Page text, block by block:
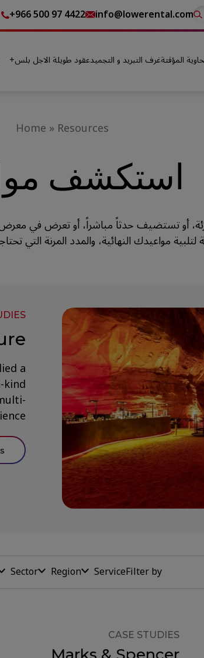
+966 500 97 4422 info@lowerental.com
+عقود طويلة الاجل بلسغرف التبريد و التجميدالمؤقتة
Home» Resources
استكشف
أو تستضيف حدثاً مباشراً، أو تعرض في معرض
مواعيدك النهائية، والمدد المرنة التي
a
Filter by
Service
Region
Sector
CASE STUDIES